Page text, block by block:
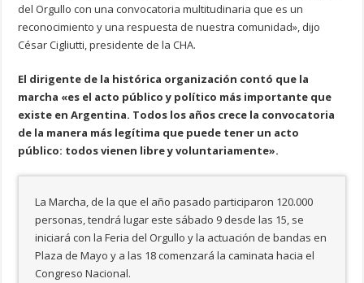
del Orgullo con una convocatoria multitudinaria que es un
reconocimiento y una respuesta de nuestra comunidad», dijo
César Cigliutti, presidente de la CHA.
El dirigente de la histórica organización contó que la
marcha «es el acto público y político más importante que
existe en Argentina. Todos los años crece la convocatoria
de la manera más legítima que puede tener un acto
público: todos vienen libre y voluntariamente».
La Marcha, de la que el año pasado participaron 120.000
personas, tendrá lugar este sábado 9 desde las 15, se
iniciará con la Feria del Orgullo y la actuación de bandas en
Plaza de Mayo y a las 18 comenzará la caminata hacia el
Congreso Nacional.